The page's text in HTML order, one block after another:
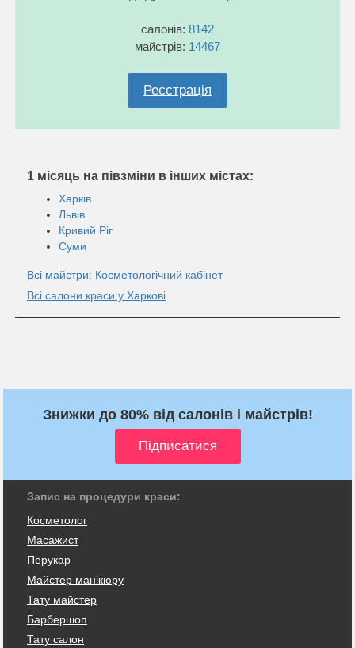
салонів: 8142
майстрів: 14467
Реєстрація
1 місяць на півзміни в інших містах:
Харків
Львів
Кривий Ріг
Суми
Всі майстри: Косметологічний кабінет
Всі салони краси у Харкові
Знижки до 80% від салонів і майстрів!
Запис на процедури краси:
Косметолог
Масажист
Перукар
Майстер манікюру
Тату майстер
Барбершоп
Тату салон